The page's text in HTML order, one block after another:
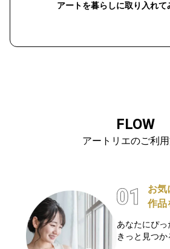
アートを暮らしに取り入れて
FLOW
アートリエのご利
お気
作品
あなたにぴ
きっと見つか